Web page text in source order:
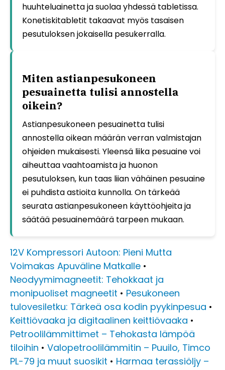
huuhteluainetta ja suolaa yhdessä tabletissa.
Konetiskitabletit takaavat myös tasaisen
pesutuloksen jokaisella pesukerralla.
Miten astianpesukoneen
pesuainetta tulisi annostella
oikein?
Astianpesukoneen pesuainetta tulisi
annostella oikean määrän verran valmistajan
ohjeiden mukaisesti. Yleensä liika pesuaine voi
aiheuttaa vaahtoamista ja huonon
pesutuloksen, kun taas liian vähäinen pesuaine
ei puhdista astioita kunnolla. On tärkeää
seurata astianpesukoneen käyttöohjeita ja
säätää pesuainemäärä tarpeen mukaan.
12V Kompressori Autoon: Pieni Mutta
Voimakas Apuväline Matkalle •
Neodyymimagneetit: Tehokkaat ja
monipuoliset magneetit • Pesukoneen
tulovesiletku: Tärkeä osa kodin pyykinpesua •
Keittiövaaka ja digitaalinen keittiövaaka •
Petroolilämmittimet – Tehokasta lämpöä
tiloihin • Valopetroolilämmitin – Puuilo, Timco
PL-79 ja muut suosikit • Harmaa terassiöljy –